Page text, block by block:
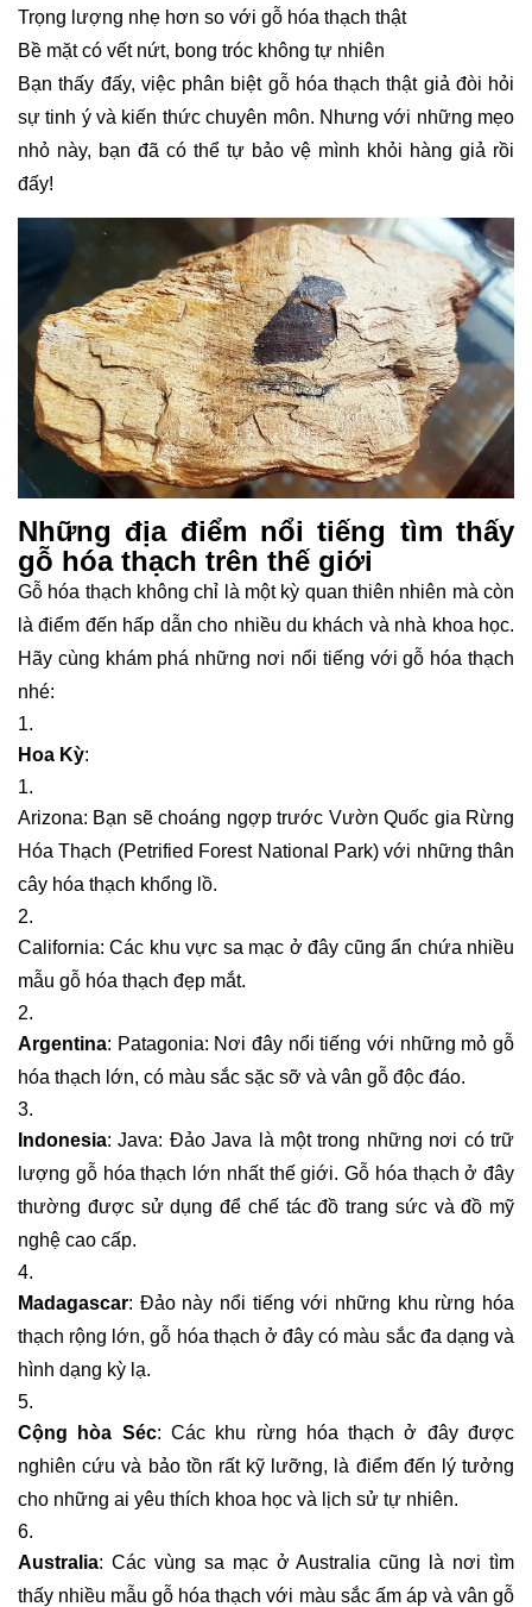
Trọng lượng nhẹ hơn so với gỗ hóa thạch thật
Bề mặt có vết nứt, bong tróc không tự nhiên
Bạn thấy đấy, việc phân biệt gỗ hóa thạch thật giả đòi hỏi
sự tinh ý và kiến thức chuyên môn. Nhưng với những mẹo
nhỏ này, bạn đã có thể tự bảo vệ mình khỏi hàng giả rồi
đấy!
Những địa điểm nổi tiếng tìm thấy
gỗ hóa thạch trên thế giới
Gỗ hóa thạch không chỉ là một kỳ quan thiên nhiên mà còn
là điểm đến hấp dẫn cho nhiều du khách và nhà khoa học.
Hãy cùng khám phá những nơi nổi tiếng với gỗ hóa thạch
nhé:
Hoa Kỳ:
Arizona: Bạn sẽ choáng ngợp trước Vườn Quốc gia Rừng
Hóa Thạch (Petrified Forest National Park) với những thân
cây hóa thạch khổng lồ.
California: Các khu vực sa mạc ở đây cũng ẩn chứa nhiều
mẫu gỗ hóa thạch đẹp mắt.
Argentina: Patagonia: Nơi đây nổi tiếng với những mỏ gỗ
hóa thạch lớn, có màu sắc sặc sỡ và vân gỗ độc đáo.
Indonesia: Java: Đảo Java là một trong những nơi có trữ
lượng gỗ hóa thạch lớn nhất thế giới. Gỗ hóa thạch ở đây
thường được sử dụng để chế tác đồ trang sức và đồ mỹ
nghệ cao cấp.
Madagascar: Đảo này nổi tiếng với những khu rừng hóa
thạch rộng lớn, gỗ hóa thạch ở đây có màu sắc đa dạng và
hình dạng kỳ lạ.
Cộng hòa Séc: Các khu rừng hóa thạch ở đây được
nghiên cứu và bảo tồn rất kỹ lưỡng, là điểm đến lý tưởng
cho những ai yêu thích khoa học và lịch sử tự nhiên.
Australia: Các vùng sa mạc ở Australia cũng là nơi tìm
thấy nhiều mẫu gỗ hóa thạch với màu sắc ấm áp và vân gỗ